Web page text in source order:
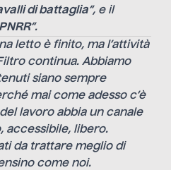
di battaglia“, e il
“.
letto è finito, ma l’attività
continua. Abbiamo
siano sempre
mai come adesso c’è
lavoro abbia un canale
accessibile, libero.
da trattare meglio di
come noi.